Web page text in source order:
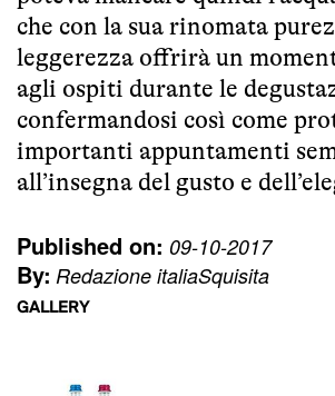
che con la sua rinomata
leggerezza offrirà un
agli ospiti durante le
confermandosi così come
importanti appuntamenti
all’insegna del gusto e
Published on: 09-10-2017
By: Redazione italiaSquisita
GALLERY